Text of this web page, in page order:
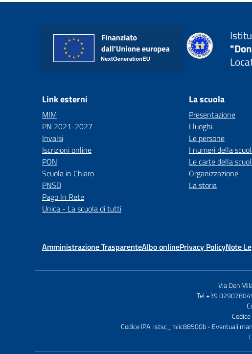
Link esterni
MIM
PN 2021-2027
Invalsi
Iscrizioni online
PON
Scuola in Chiaro
PNSD
Pago In Rete
Unica - La scuola di tutti
La scuola
Presentazione
I luoghi
Le persone
I numeri della
Le carte della
Organizzazione
La storia
Amministrazione TrasparenteAlbo onlinePrivacy PolicyNote
Via Don
Tel +39
Codice IPA: istsc_miic88500b - Eventuali